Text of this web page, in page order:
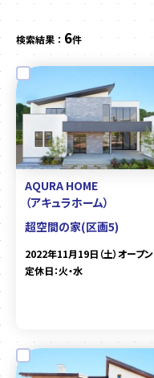
検索結果 ： 6件
AQURA HOME
（アキュラホーム）
超空間の家(区画5)
2022年11月19日（土）オープン
定休日：火・水